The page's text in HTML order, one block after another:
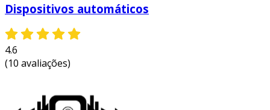
industrial pode variar significativamente,
dependendo de vários fatores. compreender
essas variáveis é crucial para orçar
corretamente um projeto de automação. entre
os principais fatores que influenciam o custo,
Dispositivos automáticos
4.6
(10 avaliações)